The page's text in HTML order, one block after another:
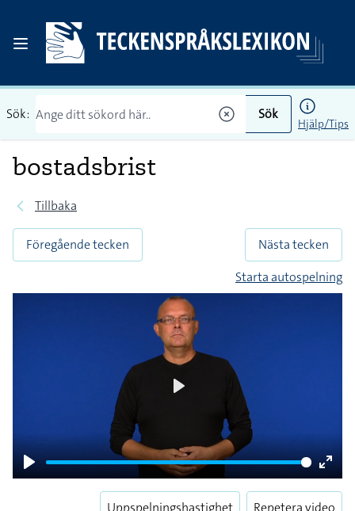
Sök: Sök
Hjälp/Tips
bostadsbrist
Tillbaka
Föregående tecken
Nästa tecken
Starta autospelning
Play
Enter
Uppspelningshastighet Repetera video